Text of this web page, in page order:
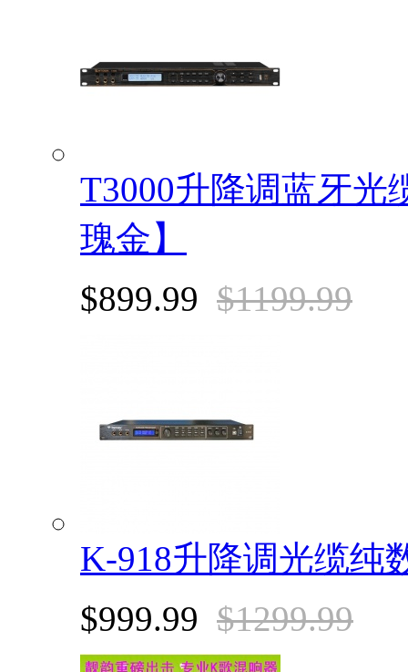
T3000升降调蓝牙光
瑰金】
$899.99 $1199.99
K-918升降调光缆纯
$999.99 $1299.99